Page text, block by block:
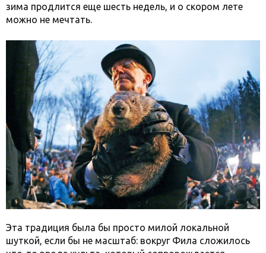
зима продлится еще шесть недель, и о скором лете
можно не мечтать.
Эта традиция была бы просто милой локальной
шуткой, если бы не масштаб: вокруг Фила сложилось